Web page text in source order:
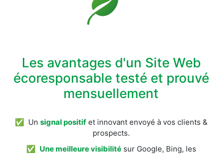
Les avantages d'un Site Web
écoresponsable testé et prouvé
mensuellement
✅ Un signal positifet innovant envoyé à vos clients &
prospects.
✅ Une meilleure visibilitésur Google, Bing, les